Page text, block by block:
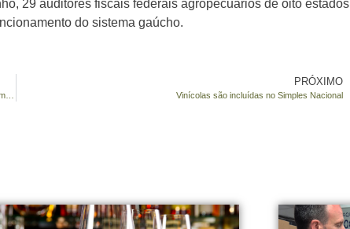
29 auditores fiscais federais agropecuários de oito estados
do sistema gaúcho.
PRÓXIMO
Vinícolas são incluídas no Simples Nacional